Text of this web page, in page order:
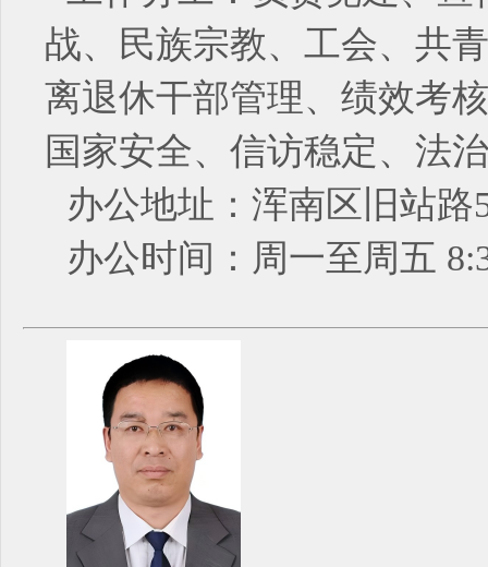
战、民族宗教、工会、共
离退休干部管理、绩效考
国家安全、信访稳定、法
办公地址：浑南区旧站路
办公时间：周一至周五